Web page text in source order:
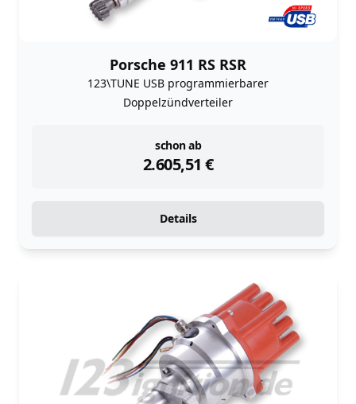
Porsche 911 RS RSR
123\TUNE USB programmierbarer
Doppelzündverteiler
schon ab
2.605,51 €
instock
Details